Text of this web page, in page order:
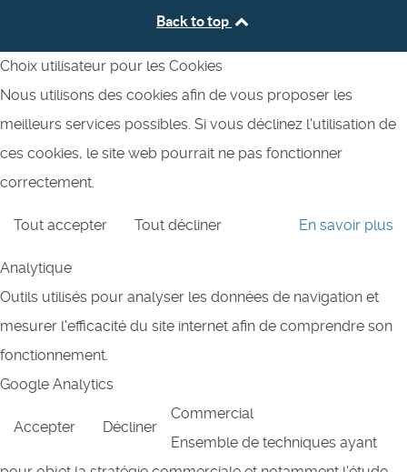
Back to top
Choix utilisateur pour les Cookies
Nous utilisons des cookies afin de vous proposer les
meilleurs services possibles. Si vous déclinez l'utilisation de
ces cookies, le site web pourrait ne pas fonctionner
correctement.
Tout accepter Tout décliner En savoir plus
Analytique
Outils utilisés pour analyser les données de navigation et
mesurer l'efficacité du site internet afin de comprendre son
fonctionnement.
Google Analytics
Accepter Décliner
Commercial
Ensemble de techniques ayant